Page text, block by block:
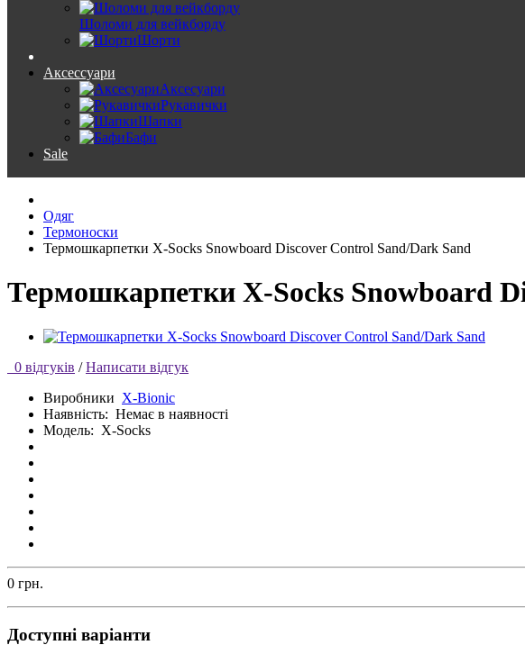
Шоломи для вейкборду
Шорти
Аксессуари
Аксесуари
Рукавички
Шапки
Бафи
Sale
Одяг
Термоноски
Термошкарпетки X-Socks Snowboard Discover Control Sand/Dark Sand
Термошкарпетки X-Socks Snowboard
0 відгуків / Написати відгук
Виробники X-Bionic
Наявність: Немає в наявності
Модель: X-Socks
0 грн.
Доступні варіанти